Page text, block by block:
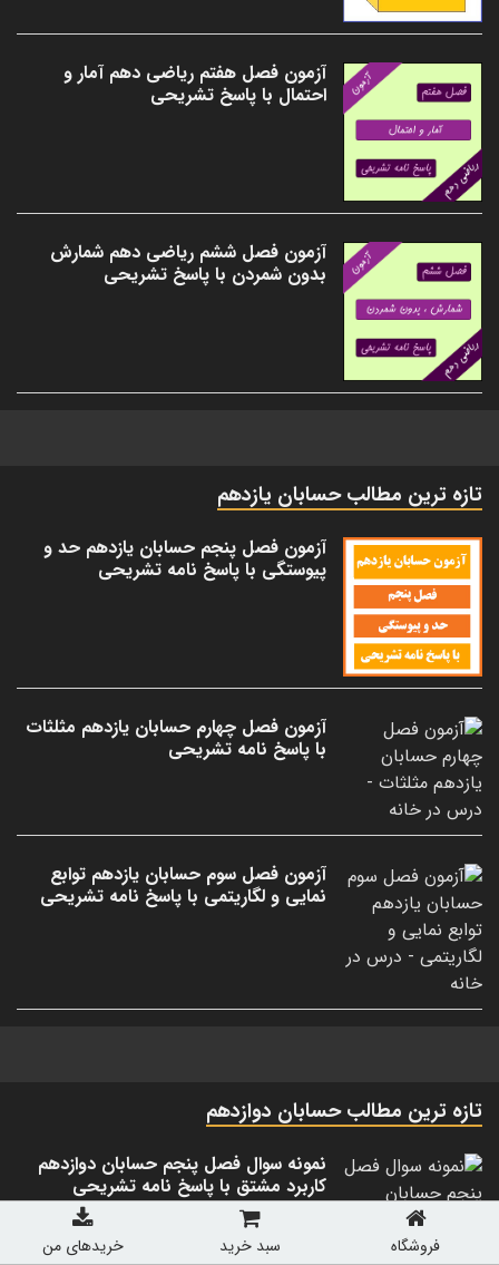
آزمون فصل هفتم ریاضی دهم آمار و
احتمال با پاسخ تشریحی
آزمون فصل ششم ریاضی دهم شمارش
بدون شمردن با پاسخ تشریحی
تازه ترین مطالب حسابان یازدهم
آزمون فصل پنجم حسابان یازدهم حد و
پیوستگی با پاسخ نامه تشریحی
آزمون فصل چهارم حسابان یازدهم مثلثات
با پاسخ نامه تشریحی
آزمون فصل سوم حسابان یازدهم توابع
نمایی و لگاریتمی با پاسخ نامه تشریحی
تازه ترین مطالب حسابان دوازدهم
نمونه سوال فصل پنجم حسابان دوازدهم
کاربرد مشتق با پاسخ نامه تشریحی
فروشگاه سبد خرید خریدهای من